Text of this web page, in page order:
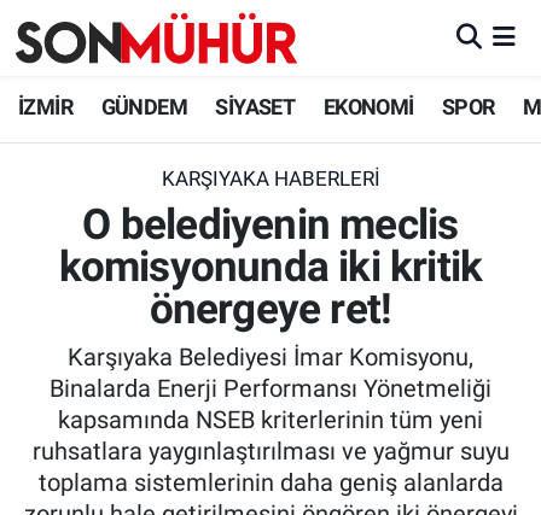
İZMİR GÜNDEM SİYASET EKONOMİ SPOR
KARŞIYAKA HABERLERI
O belediyenin meclis
komisyonunda iki kritik
önergeye ret!
Karşıyaka Belediyesi İmar Komisyonu,
Binalarda Enerji Performansı Yönetmeliği
kapsamında NSEB kriterlerinin tüm yeni
ruhsatlara yaygınlaştırılması ve yağmur suyu
toplama sistemlerinin daha geniş alanlarda
İzmir Nöbetçi Eczaneler
İzmir Namaz Vakitleri
İzmir Trafik Yoğunluk Haritası
Süper Lig Puan Durumu ve Fikstür
Tüm Manşetler
Son Dakika Haberleri